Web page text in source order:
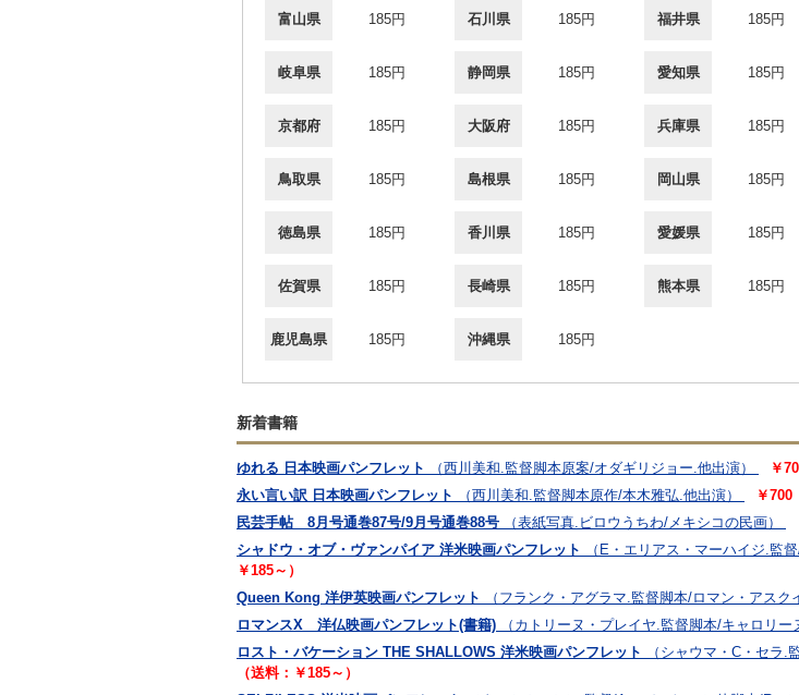
富山県 185円 石川県 185円 福井県 185円
岐阜県 185円 静岡県 185円 愛知県 185円
京都府 185円 大阪府 185円 兵庫県 185円
鳥取県 185円 島根県 185円 岡山県 185円
徳島県 185円 香川県 185円 愛媛県 185円
佐賀県 185円 長崎県 185円 熊本県 185円
鹿児島県 185円 沖縄県 185円
新着書籍
ゆれる 日本映画パンフレット （西川美和.監督脚本原案/オダギリジョー.他出演）
￥
永い言い訳 日本映画パンフレット
（西川美和.監督脚本原作/本木雅弘.他出演）
￥700
民芸手帖 8月号通巻87号/9月号通巻88号
（表紙写真.ビロウうちわ/メキシコの民画）
シャドウ・オブ・ヴァンパイア 洋米映画パンフレット
（E・エリアス・マーハイジ.監
￥185～）
Queen Kong 洋伊英映画パンフレット
（フランク・アグラマ.監督脚本/ロマン・アスク
ロマンスX 洋仏映画パンフレット(書籍)
（カトリーヌ・プレイヤ.監督脚本/キャロリー
ロスト・バケーション THE SHALLOWS 洋米映画パンフレット
（シャウマ・C・セラ.
（送料：￥185～）